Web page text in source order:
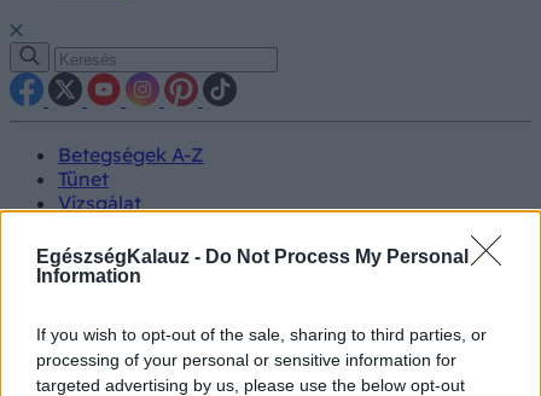
EgészségKalauz - Do Not Process My Personal
Information
If you wish to opt-out of the sale, sharing to third parties, or
processing of your personal or sensitive information for
targeted advertising by us, please use the below opt-out
Betegségek A-Z
Tünet
Vizsgálat
Életmódváltás
Kutatás
Hírek
Videók
Kisállatok egészsége